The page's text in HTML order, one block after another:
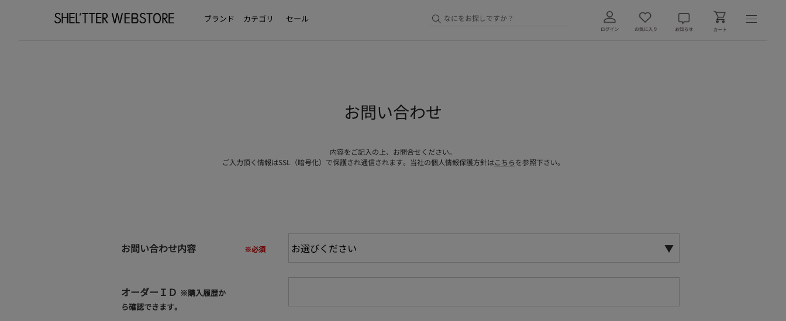
ブランド カテゴリ セール
お問い合わせ
内容をご記入の上、お問合せください。
ご入力頂く情報はSSL（暗号化）で保護され通信されます。当社の個人情報保護方針はこちらを参照下さい。
お問い合わせ内容
オーダーＩＤ ※購入履歴か
ら確認できます。